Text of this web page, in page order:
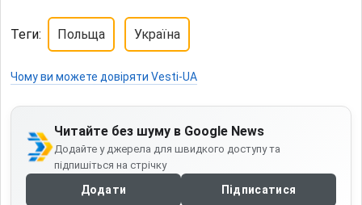
Теги: Польща Україна
Чому ви можете довіряти Vesti-UA
Читайте без шуму в Google News
Додайте у джерела для швидкого доступу та
підпишіться на стрічку
Додати Підписатися